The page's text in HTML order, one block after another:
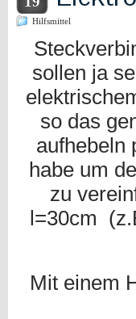
Hilfsmittel
sollen ja
so das
aufhebeln
habe um
zu
l=30cm
Mit einem